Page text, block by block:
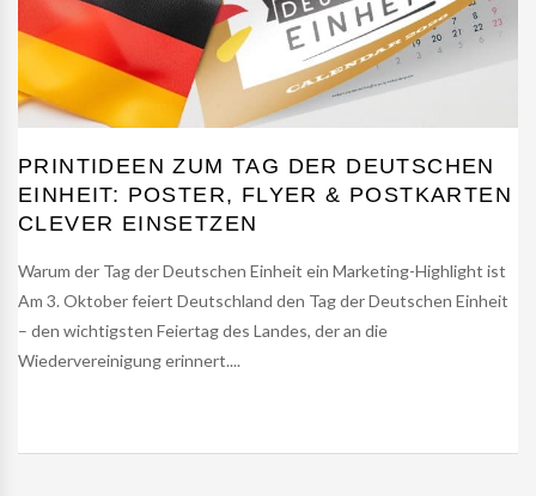
PRINTIDEEN ZUM TAG DER DEUTSCHEN
EINHEIT: POSTER, FLYER & POSTKARTEN
CLEVER EINSETZEN
Warum der Tag der Deutschen Einheit ein Marketing-Highlight ist
Am 3. Oktober feiert Deutschland den Tag der Deutschen Einheit
– den wichtigsten Feiertag des Landes, der an die
Wiedervereinigung erinnert....